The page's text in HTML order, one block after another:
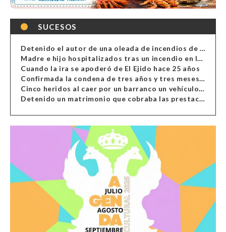
SUCESOS
Detenido el autor de una oleada de incendios de contenedores en Almería
Madre e hijo hospitalizados tras un incendio en la cocina de una vivienda en Almería
Cuando la ira se apoderó de El Ejido hace 25 años
Confirmada la condena de tres años y tres meses al hombre de Antas acusado de xenofobia
Cinco heridos al caer por un barranco un vehículo en Alcolea
Detenido un matrimonio que cobraba las prestaciones de ilegales en Almería, Granada, Málaga, Huelva y Murcia